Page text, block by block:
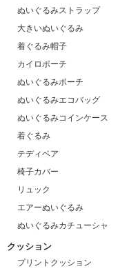
ぬいぐるみストラップ
大きいぬいぐるみ
着ぐるみ帽子
カイロポーチ
ぬいぐるみポーチ
ぬいぐるみエコバッグ
ぬいぐるみコインケース
着ぐるみ
テディベア
椅子カバー
リュック
エアーぬいぐるみ
ぬいぐるみカチューシャ
クッション
プリントクッション